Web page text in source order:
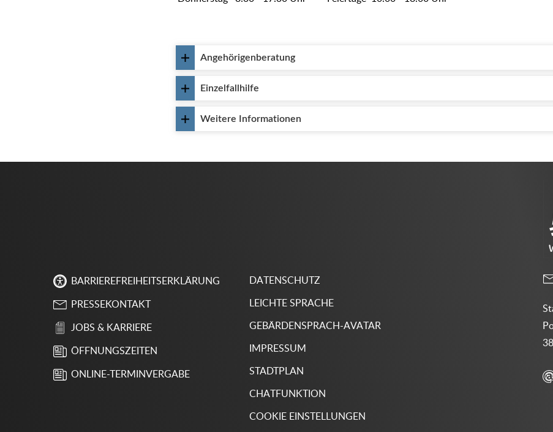
Angehörigenberatung
Einzelfallhilfe
Weitere Informationen
BARRIEREFREIHEITSERKLÄRUNG
PRESSEKONTAKT
JOBS & KARRIERE
ÖFFNUNGSZEITEN
ONLINE-TERMINVERGABE
DATENSCHUTZ
LEICHTE SPRACHE
GEBÄRDENSPRACH-AVATAR
IMPRESSUM
STADTPLAN
CHATFUNKTION
COOKIE EINSTELLUNGEN